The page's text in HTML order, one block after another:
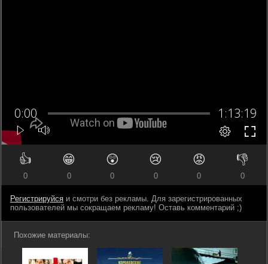
👍
0
😁
0
😲
0
😢
0
😡
0
👎
0
Регистрируйся и смотри без рекламы. Для зарегистрированных
пользователей мы сокращаем рекламу! Оставь комментарий ;)
Похожие материалы: